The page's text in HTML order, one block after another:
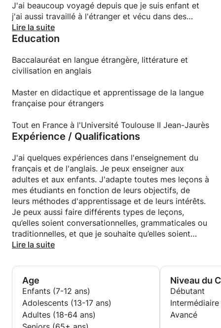
J'ai beaucoup voyagé depuis que je suis enfant et
j'ai aussi travaillé à l'étranger et vécu dans des
familles d'accueil pour vivre une immersion totale
dans un nouveau pays. Je parle français, anglais et
japonais, un peu de grec, l'arabe et le suédois.
Lire la suite
Education
Baccalauréat en langue étrangère, littérature et
civilisation en anglais
Master en didactique et apprentissage de la langue
française pour étrangers
Tout en France à l'Université Toulouse II Jean-Jaurès
Expérience / Qualifications
J'ai quelques expériences dans l'enseignement du
français et de l'anglais. Je peux enseigner aux
adultes et aux enfants. J'adapte toutes mes leçons à
mes étudiants en fonction de leurs objectifs, de
leurs méthodes d'apprentissage et de leurs intérêts.
Je peux aussi faire différents types de leçons,
qu’elles soient conversationnelles, grammaticales ou
traditionnelles, et que je souhaite qu’elles soient
amusantes et actives pour l’élève.
langue dans toutes les compétences requises (oral
et écrit).
Lire la suite
Age
Enfants (7-12 ans)
Adolescents (13-17 ans)
Adultes (18-64 ans)
Niveau du
Débutant
Intermédiaire
Avancé